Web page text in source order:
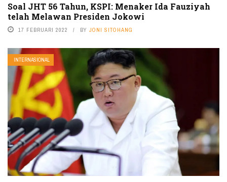
Soal JHT 56 Tahun, KSPI: Menaker Ida Fauziyah
telah Melawan Presiden Jokowi
17 FEBRUARI 2022 BY JONI SITOHANG
INTERNASIONAL